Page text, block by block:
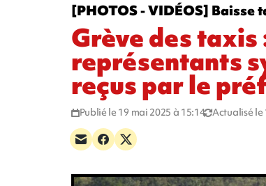
[PHOTOS - VIDÉOS]
Grève des taxis
représentants
reçus par le
Publié le 19 mai 2025 à 15:14 Actualisé le